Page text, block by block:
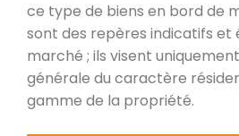
ce type de biens en bord de
sont des repères indicatifs et
marché ; ils visent
générale du caractère
gamme de la propriété.